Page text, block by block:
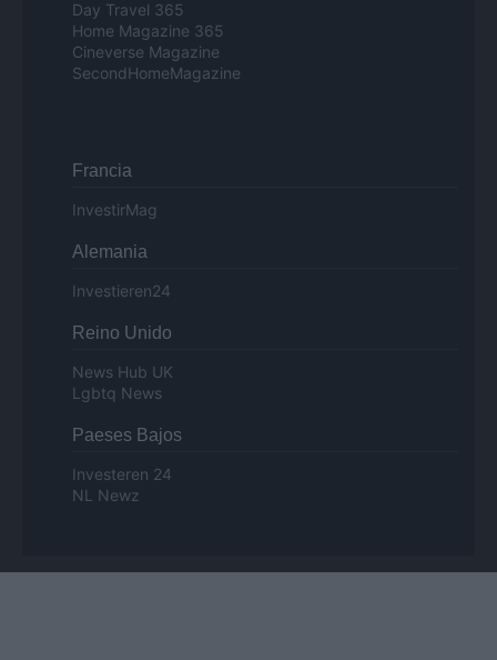
Day Travel 365
Home Magazine 365
Cineverse Magazine
SecondHomeMagazine
Francia
InvestirMag
Alemania
Investieren24
Reino Unido
News Hub UK
Lgbtq News
Paeses Bajos
Investeren 24
NL Newz